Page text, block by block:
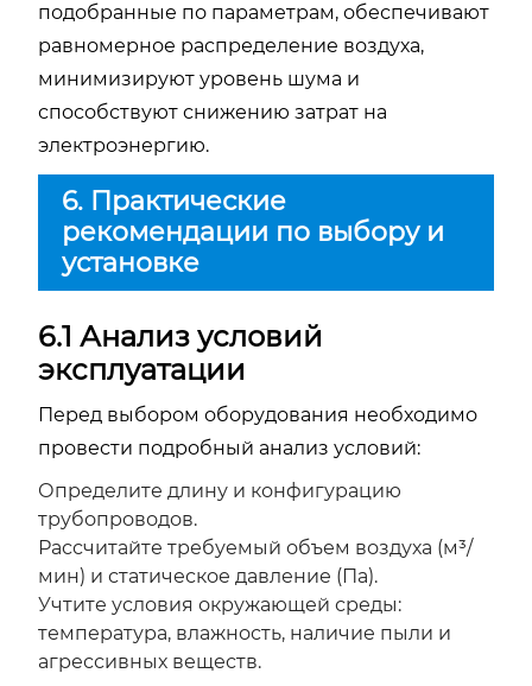
подобранные по параметрам, обеспечивают
равномерное распределение воздуха,
минимизируют уровень шума и
способствуют снижению затрат на
электроэнергию.
6. Практические
рекомендации по выбору и
установке
6.1 Анализ условий
эксплуатации
Перед выбором оборудования необходимо
провести подробный анализ условий:
Определите длину и конфигурацию
трубопроводов.
Рассчитайте требуемый объем воздуха (м³/
мин) и статическое давление (Па).
Учтите условия окружающей среды:
температура, влажность, наличие пыли и
агрессивных веществ.